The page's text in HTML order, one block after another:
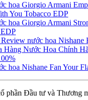
hoa Giorgio Armani
You Tobacco EDP
hoa Giorgio Armani
nước hoa Nishane
Hàng Nước Hoa Chính
hoa Nishane Fan Your
phần Đầu tư và Thương